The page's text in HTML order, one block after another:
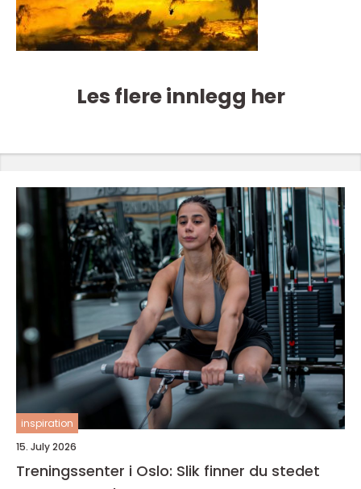
Les flere innlegg her
inspiration
15. July 2026
Treningssenter i Oslo: Slik finner du stedet